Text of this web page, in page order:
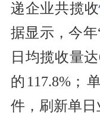
递企业共揽收
据显示，今
日均揽收量
的117.8%；
件，刷新单日